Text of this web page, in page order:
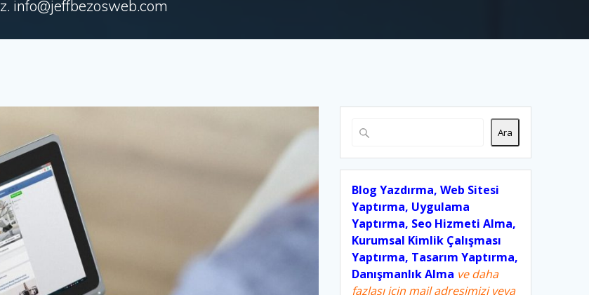
info@jeffbezosweb.com
Ara
Blog Yazdırma, Web Sitesi
Yaptırma, Uygulama
Yaptırma, Seo Hizmeti Alma,
Kurumsal Kimlik Çalışması
Yaptırma, Tasarım Yaptırma,
Danışmanlık Alma ve daha
fazlası için mail adresimizi veya